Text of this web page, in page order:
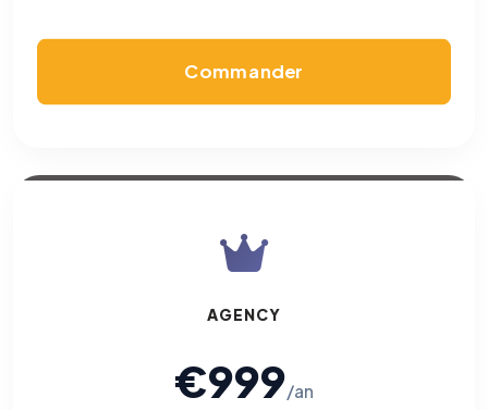
Commander
AGENCY
€999/an
pixels 2026 / FAQ juillet 2026).Ce suivi n'est pas géré par ce
contact@logicielreferencement.com
(section Traceurs dans les Courriels).